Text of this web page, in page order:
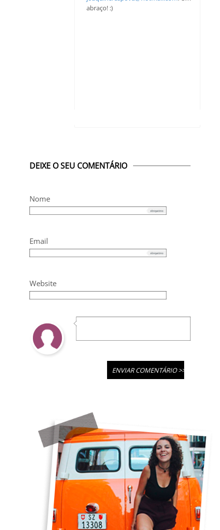
abraço! :)
DEIXE O SEU COMENTÁRIO
Nome
Email
Website